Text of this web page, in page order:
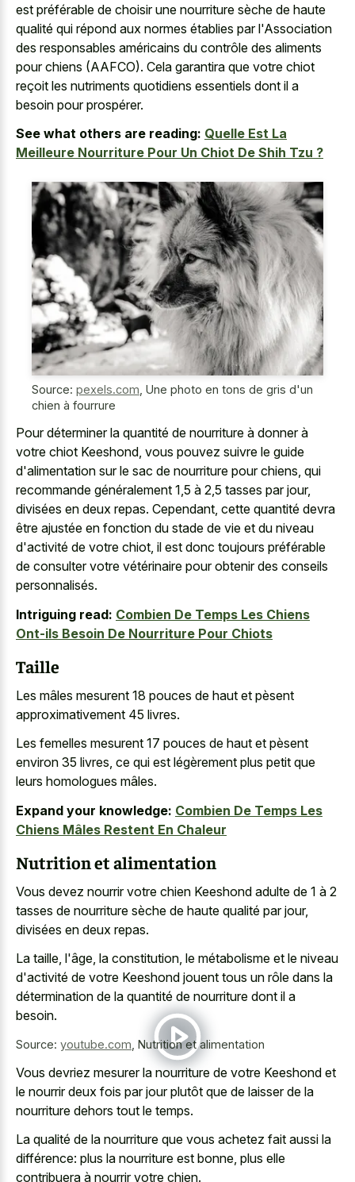
est préférable de choisir une nourriture sèche de haute
qualité qui répond aux normes établies par l'Association
des responsables américains du contrôle des aliments
pour chiens (AAFCO). Cela garantira que votre chiot
reçoit les nutriments quotidiens essentiels dont il a
besoin pour prospérer.
See what others are reading: Quelle Est La
Meilleure Nourriture Pour Un Chiot De Shih Tzu ?
Source: pexels.com Une photo en tons de gris d'un
chien à fourrure
Pour déterminer la quantité de nourriture à donner à
votre chiot Keeshond, vous pouvez suivre le guide
d'alimentation sur le sac de nourriture pour chiens, qui
recommande généralement 1,5 à 2,5 tasses par jour,
divisées en deux repas. Cependant, cette quantité devra
être ajustée en fonction du stade de vie et du niveau
d'activité de votre chiot, il est donc toujours préférable
de consulter votre vétérinaire pour obtenir des conseils
personnalisés.
Intriguing read: Combien De Temps Les Chiens
Ont-ils Besoin De Nourriture Pour Chiots
Taille
Les mâles mesurent 18 pouces de haut et pèsent
approximativement 45 livres.
Les femelles mesurent 17 pouces de haut et pèsent
environ 35 livres, ce qui est légèrement plus petit que
leurs homologues mâles.
Expand your knowledge: Combien De Temps Les
Chiens Mâles Restent En Chaleur
Nutrition et alimentation
Vous devez nourrir votre chien Keeshond adulte de 1 à 2
tasses de nourriture sèche de haute qualité par jour,
divisées en deux repas.
La taille, l'âge, la constitution, le métabolisme et le niveau
d'activité de votre Keeshond jouent tous un rôle dans la
détermination de la quantité de nourriture dont il a
besoin.
Source: youtube.com Nutrition et alimentation
Vous devriez mesurer la nourriture de votre Keeshond et
le nourrir deux fois par jour plutôt que de laisser de la
nourriture dehors tout le temps.
La qualité de la nourriture que vous achetez fait aussi la
différence: plus la nourriture est bonne, plus elle
contribuera à nourrir votre chien.